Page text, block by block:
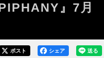
』7月
送る
シェア
ポスト